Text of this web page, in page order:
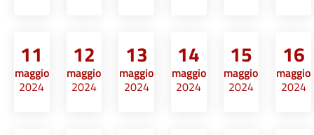
11
maggio
2024
12
maggio
2024
13
maggio
2024
14
maggio
2024
15
maggio
2024
16
maggio
2024